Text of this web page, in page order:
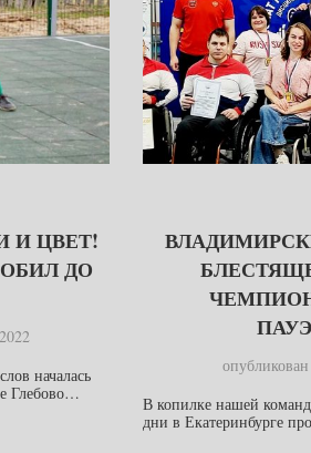
И ЦВЕТ!
ДО
началась
Глебово…
опубликован
В копилке нашей
дни в Екатеринбурге